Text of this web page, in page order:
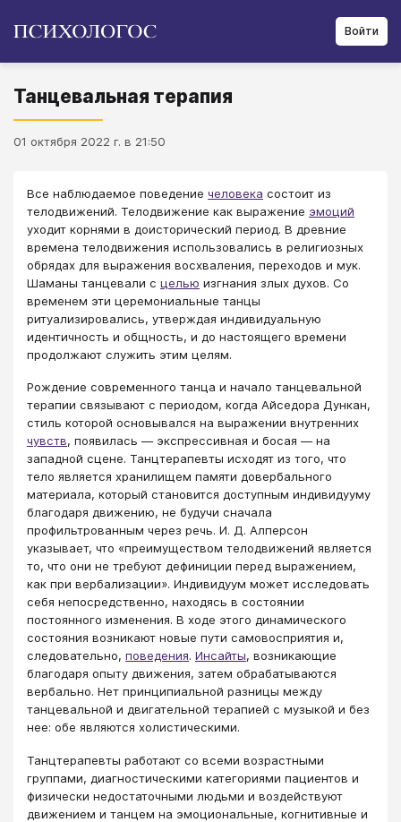
Войти
Танцевальная терапия
01 октября 2022 г. в 21:50
Все наблюдаемое поведение человека состоит из
телодвижений. Телодвижение как выражение эмоций
уходит корнями в доисторический период. В древние
времена телодвижения использовались в религиозных
обрядах для выражения восхваления, переходов и мук.
Шаманы танцевали с целью изгнания злых духов. Со
временем эти церемониальные танцы
ритуализировались, утверждая индивидуальную
идентичность и общность, и до настоящего времени
продолжают служить этим целям.
Рождение современного танца и начало танцевальной
терапии связывают с периодом, когда Айседора Дункан,
стиль которой основывался на выражении внутренних
чувств, появилась — экспрессивная и босая — на
западной сцене. Танцтерапевты исходят из того, что
тело является хранилищем памяти довербального
материала, который становится доступным индивидууму
благодаря движению, не будучи сначала
профильтрованным через речь. И. Д. Алперсон
указывает, что «преимуществом телодвижений является
то, что они не требуют дефиниции перед выражением,
как при вербализации». Индивидуум может исследовать
себя непосредственно, находясь в состоянии
постоянного изменения. В ходе этого динамического
состояния возникают новые пути самовосприятия и,
следовательно, поведения. Инсайты, возникающие
благодаря опыту движения, затем обрабатываются
вербально. Нет принципиальной разницы между
танцевальной и двигательной терапией с музыкой и без
нее: обе являются холистическими.
Танцтерапевты работают со всеми возрастными
группами, диагностическими категориями пациентов и
физически недостаточными людьми и воздействуют
движением и танцем на эмоциональные, когнитивные и